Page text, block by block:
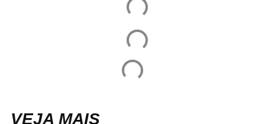
VEJA MAIS